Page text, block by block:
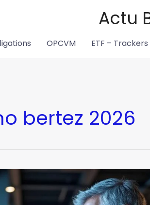
Actu
OPCVM ETF – Trackers
bertez 2026